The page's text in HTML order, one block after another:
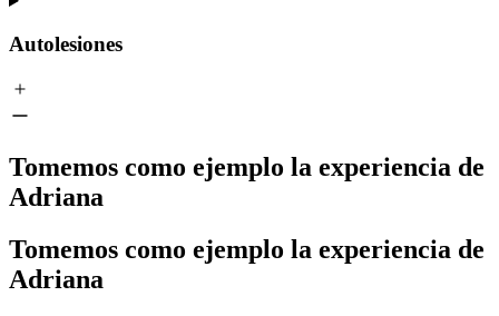
Autolesiones
Tomemos como ejemplo la experiencia de
Adriana
Tomemos como ejemplo la experiencia de
Adriana